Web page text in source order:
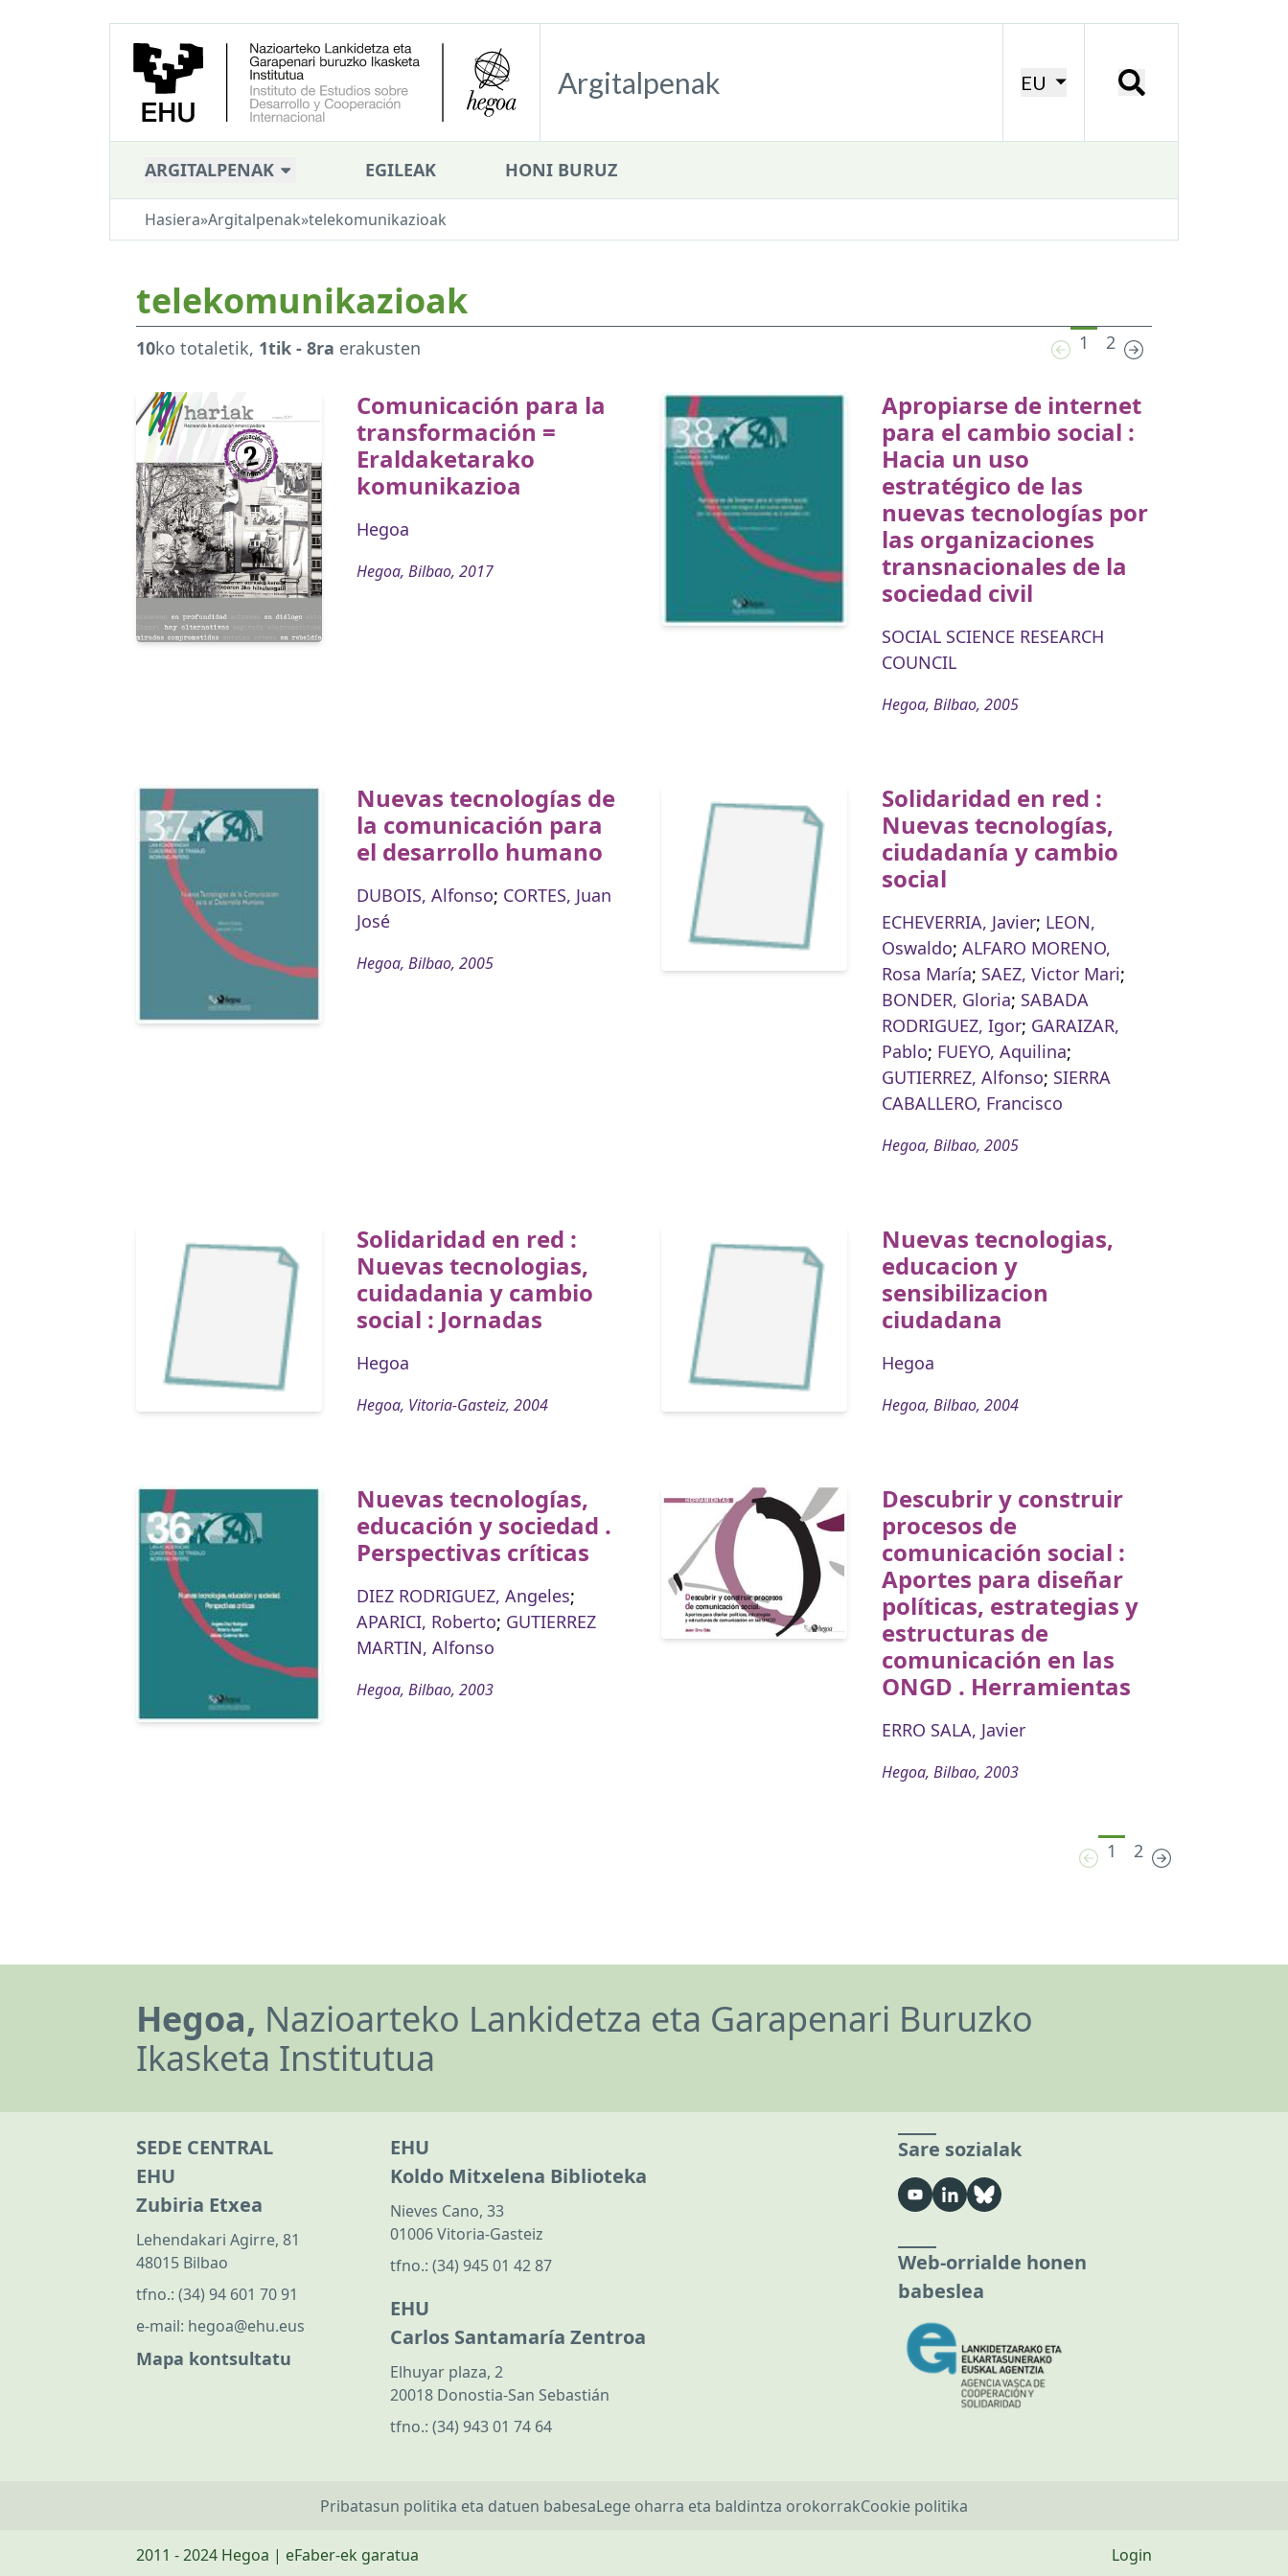
Argitalpenak EU
ARGITALPENAK EGILEAK HONI BURUZ
Hasiera»Argitalpenak»telekomunikazioak
telekomunikazioak
10ko totaletik, 1tik - 8ra erakusten 1 2
Comunicación para la
transformación =
Eraldaketarako
komunikazioa
Hegoa
Hegoa, Bilbao, 2017
Apropiarse de internet
para el cambio social :
Hacia un uso
estratégico de las
nuevas tecnologías por
las organizaciones
transnacionales de la
sociedad civil
SOCIAL SCIENCE RESEARCH
COUNCIL
Hegoa, Bilbao, 2005
Nuevas tecnologías de
la comunicación para
el desarrollo humano
DUBOIS, Alfonso; CORTES, Juan
José
Hegoa, Bilbao, 2005
Solidaridad en red :
Nuevas tecnologías,
ciudadanía y cambio
social
ECHEVERRIA, Javier; LEON,
Oswaldo; ALFARO MORENO,
Rosa María; SAEZ, Victor Mari;
BONDER, Gloria; SABADA
RODRIGUEZ, Igor; GARAIZAR,
Pablo; FUEYO, Aquilina;
GUTIERREZ, Alfonso; SIERRA
CABALLERO, Francisco
Hegoa, Bilbao, 2005
Solidaridad en red :
Nuevas tecnologias,
cuidadania y cambio
social : Jornadas
Hegoa
Hegoa, Vitoria-Gasteiz, 2004
Nuevas tecnologias,
educacion y
sensibilizacion
ciudadana
Hegoa
Hegoa, Bilbao, 2004
Nuevas tecnologías,
educación y sociedad .
Perspectivas críticas
DIEZ RODRIGUEZ, Angeles;
APARICI, Roberto; GUTIERREZ
MARTIN, Alfonso
Hegoa, Bilbao, 2003
Descubrir y construir
procesos de
comunicación social :
Aportes para diseñar
políticas, estrategias y
estructuras de
comunicación en las
ONGD . Herramientas
ERRO SALA, Javier
Hegoa, Bilbao, 2003
1 2
Hegoa, Nazioarteko Lankidetza eta Garapenari Buruzko
Ikasketa Institutua
SEDE CENTRAL
EHU
Zubiria Etxea
Lehendakari Agirre, 81
48015 Bilbao
tfno.: (34) 94 601 70 91
e-mail: hegoa@ehu.eus
Mapa kontsultatu
EHU
Koldo Mitxelena Biblioteka
Nieves Cano, 33
01006 Vitoria-Gasteiz
tfno.: (34) 945 01 42 87
EHU
Carlos Santamaría Zentroa
Elhuyar plaza, 2
20018 Donostia-San Sebastián
tfno.: (34) 943 01 74 64
Sare sozialak
Web-orrialde honen
babeslea
Pribatasun politika eta datuen babesaLege oharra eta baldintza orokorrakCookie politika
2011 - 2024 Hegoa | eFaber-ek garatua Login